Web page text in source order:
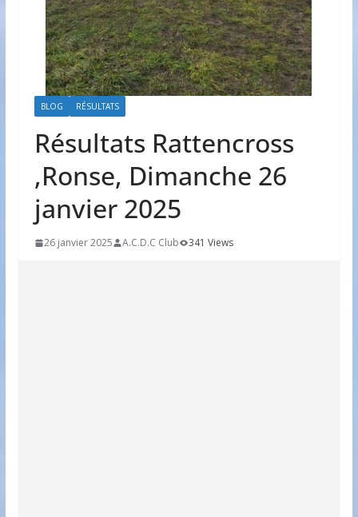
BLOG RÉSULTATS
Résultats Rattencross
,Ronse, Dimanche 26
janvier 2025
26 janvier 2025 A.C.D.C Club 341 Views